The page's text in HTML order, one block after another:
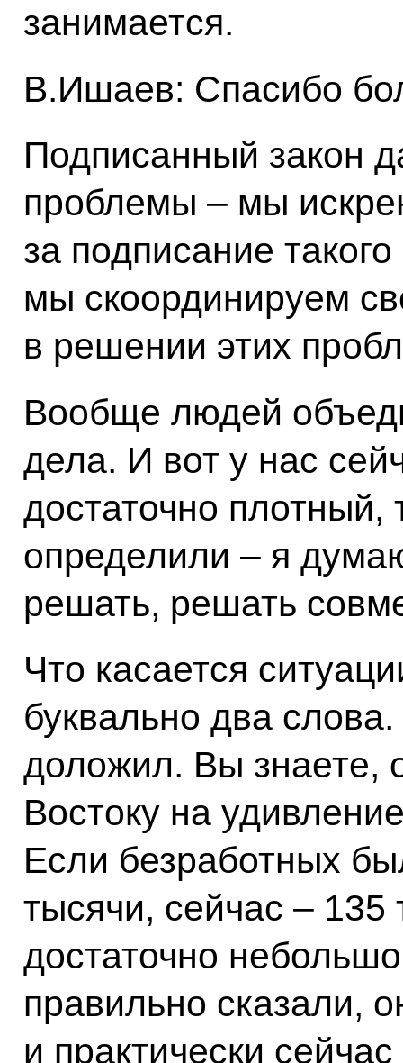
занимается.
В.Ишаев: Спасибо
Подписанный закон
проблемы – мы
за подписание
мы скоординируем
в решении этих
Вообще людей
дела. И вот у нас
достаточно плотный,
определили – я
решать, решать
Что касается
буквально два
доложил. Вы знаете,
Востоку на
Если безработных
тысячи, сейчас – 135
достаточно
правильно сказали,
и практически